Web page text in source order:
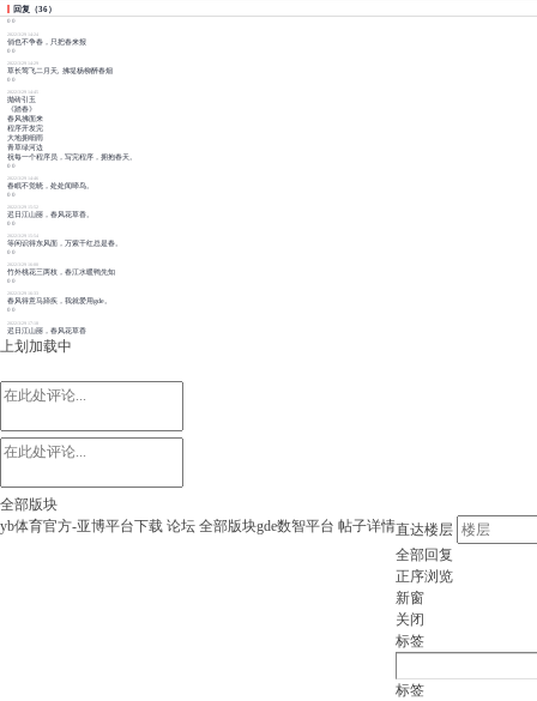
回复（36）
0 0
2022/3/29 14:24
俏也不争春，只把春来报
0 0
2022/3/29 14:29
草长莺飞二月天, 拂堤杨柳醉春烟
0 0
2022/3/29 14:45
抛砖引玉
《踏春》
春风拂面来
程序开发完
大地拥细雨
青草绿河边
祝每一个程序员，写完程序，拥抱春天。
0 0
2022/3/29 14:46
春眠不觉晓，处处闻啼鸟。
0 0
2022/3/29 15:52
迟日江山丽，春风花草香。
0 0
2022/3/29 15:54
等闲识得东风面，万紫千红总是春。
0 0
2022/3/29 16:00
竹外桃花三两枝，春江水暖鸭先知
0 0
2022/3/29 16:33
春风得意马蹄疾，我就爱用gde。
0 0
2022/3/29 17:18
迟日江山丽，春风花草香
上划加载中
全部版块
yb体育官方-亚博平台下载 论坛 全部版块gde数智平台 帖子详情直达楼层
全部回复
正序浏览
新窗
关闭
标签
标签